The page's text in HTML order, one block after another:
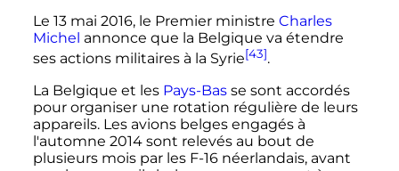
Le 13 mai 2016, le Premier ministre Charles
Michel annonce que la Belgique va étendre
ses actions militaires à la Syrie[43].
La Belgique et les Pays-Basse sont accordés
pour organiser une rotation régulière de leurs
appareils. Les avions belges engagés à
l'automne 2014 sont relevés au bout de
plusieurs mois par les F-16 néerlandais, avant